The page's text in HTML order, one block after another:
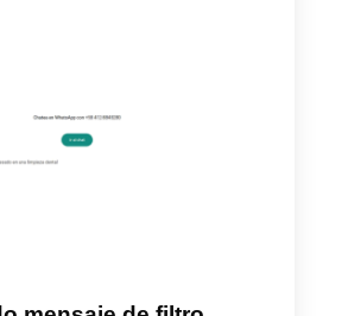
de nuestra empresa.
contar con WhatsApp